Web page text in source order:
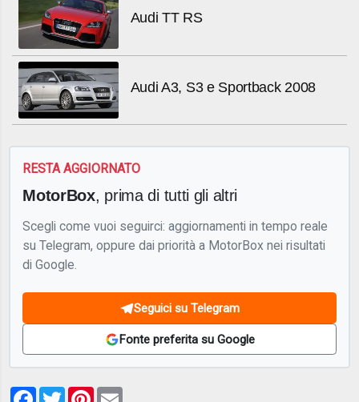
Audi TT RS
Audi A3, S3 e Sportback 2008
RESTA AGGIORNATO
MotorBox, prima di tutti gli altri
Scegli come vuoi seguirci: aggiornamenti in tempo reale
su Telegram, oppure dai priorità a MotorBox nei risultati
di Google.
Seguici su Telegram
Fonte preferita su Google
Facebook
TwitterPinterest